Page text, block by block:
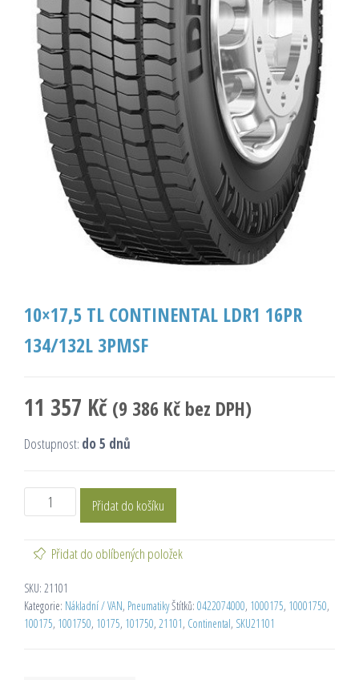
10×17,5 TL CONTINENTAL LDR1 16PR
134/132L 3PMSF
11 357 Kč (9 386 Kč bez DPH)
Dostupnost: do 5 dnů
Přidat do košíku
Přidat do oblíbených položek
SKU: 21101
Kategorie: Nákladní / VAN, PneumatikyŠtítků: 0422074000, 1000175, 10001750,
100175, 1001750, 10175, 101750, 21101, Continental, SKU21101